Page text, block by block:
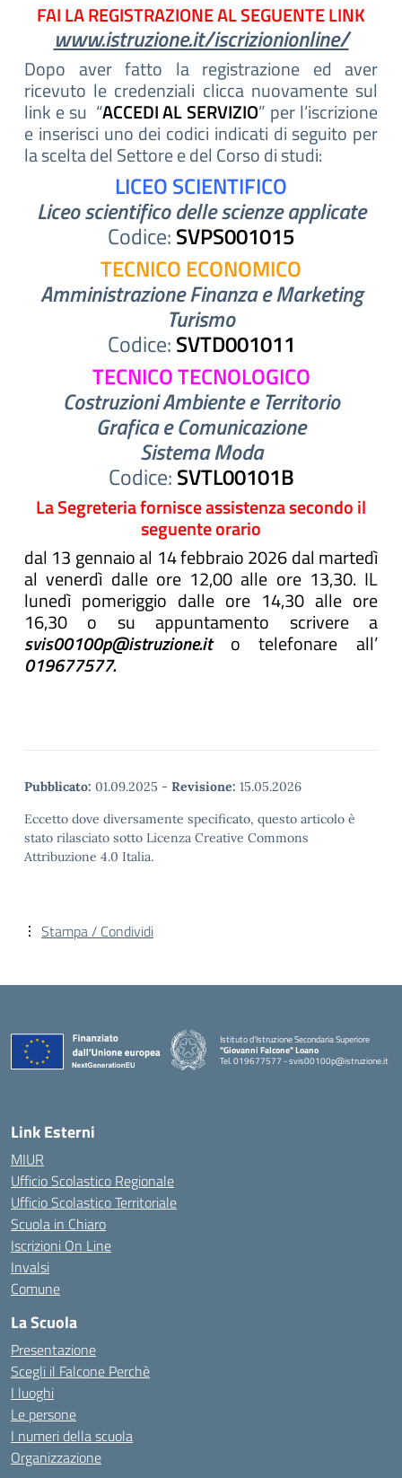
FAI LA REGISTRAZIONE AL SEGUENTE LINK
www.istruzione.it/iscrizionionline/
Dopo aver fatto la registrazione ed aver
ricevuto le credenziali clicca nuovamente sul
link e su “ACCEDI AL SERVIZIO” per l’iscrizione
e inserisci uno dei codici indicati di seguito per
la scelta del Settore e del Corso di studi:
LICEO SCIENTIFICO
Liceo scientifico delle scienze applicate
Codice:SVPS001015
TECNICO ECONOMICO
Amministrazione Finanza e Marketing
Turismo
Codice:SVTD001011
TECNICO TECNOLOGICO
Costruzioni Ambiente e Territorio
Grafica e Comunicazione
Sistema Moda
Codice:SVTL00101B
La Segreteria fornisce assistenza secondo il
seguente orario
dal 13 gennaio al 14 febbraio 2026 dal martedì
al venerdì dalle ore 12,00 alle ore 13,30. IL
lunedì pomeriggio dalle ore 14,30 alle ore
16,30 o su appuntamento scrivere a
svis00100p@istruzione.ito telefonare all’
019677577.
Pubblicato: 01.09.2025 - Revisione: 15.05.2026
Eccetto dove diversamente specificato, questo articolo è
stato rilasciato sotto Licenza Creative Commons
Attribuzione 4.0 Italia.
Stampa / Condividi
Istituto d'Istruzione Secondaria Superiore
"Giovanni Falcone" Loano
Tel. 019677577 - svis00100p@istruzione.it
— Visita la pagina iniziale della scuola
Link Esterni
MIUR
Ufficio Scolastico Regionale
Ufficio Scolastico Territoriale
Scuola in Chiaro
Iscrizioni On Line
Invalsi
Comune
La Scuola
Presentazione
Scegli il Falcone Perchè
I luoghi
Le persone
I numeri della scuola
Organizzazione